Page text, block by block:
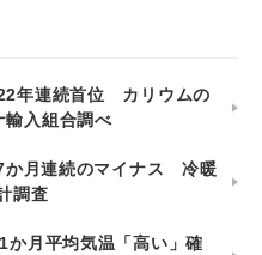
年連続首位 カリウムの
入組合調べ
か月連続のマイナス 冷暖
調査
月平均気温「高い」確